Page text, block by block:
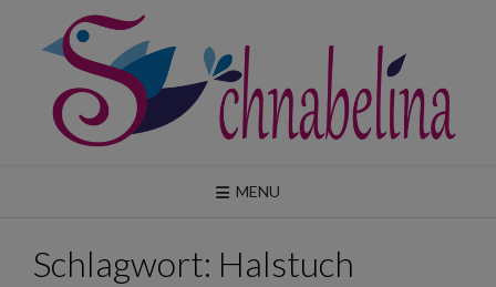
content
MENU
Schlagwort: Halstuch